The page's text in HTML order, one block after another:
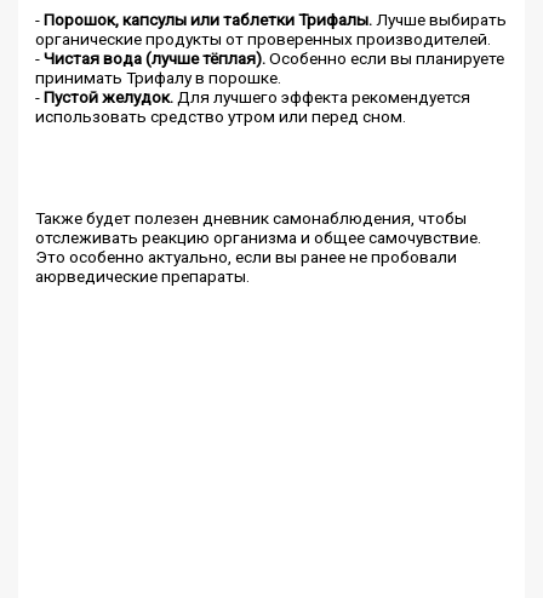
-Порошок, капсулы или таблетки Трифалы. Лучше выбирать
органические продукты от проверенных производителей.
-Чистая вода (лучше тёплая).Особенно если вы планируете
принимать Трифалу в порошке.
-Пустой желудок. Для лучшего эффекта рекомендуется
использовать средство утром или перед сном.
Также будет полезен дневник самонаблюдения, чтобы
отслеживать реакцию организма и общее самочувствие.
Это особенно актуально, если вы ранее не пробовали
аюрведические препараты.